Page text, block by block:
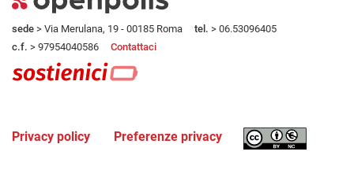
sede > Via Merulana, 19 - 00185 Roma tel. > 06.53096405
c.f. > 97954040586 Contattaci
Privacy policy Preferenze privacy